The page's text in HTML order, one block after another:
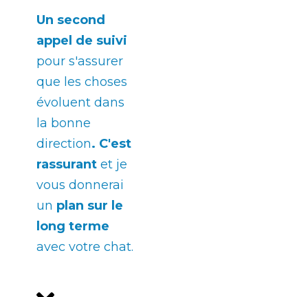
Un second
appel de suivi
pour s'assurer
que les choses
évoluent dans
la bonne
direction. C'est
rassurant et je
vous donnerai
un plan sur le
long terme
avec votre chat.